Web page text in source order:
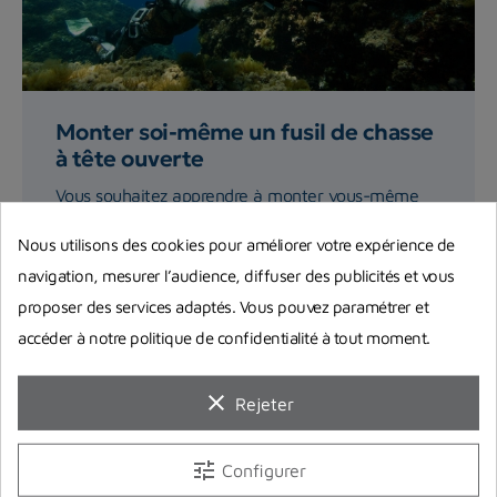
Monter soi-même un fusil de chasse
à tête ouverte
Vous souhaitez apprendre à monter vous-même
explique précisément...
Lire la suite
Nous utilisons des cookies pour améliorer votre expérience de
navigation, mesurer l’audience, diffuser des publicités et vous
proposer des services adaptés. Vous pouvez paramétrer et
accéder à notre politique de confidentialité à tout moment.
clear Rejeter
tune Configurer